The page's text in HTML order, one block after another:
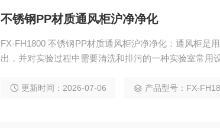
不锈钢PP材质通风柜沪净净化
FX-FH1800 不锈钢PP材质通风柜沪净净化：通风柜是
出，并对实验过程中需要清洗和排污的一种实验室常用设
更新时间：2026-07-06 产品型号：FX-